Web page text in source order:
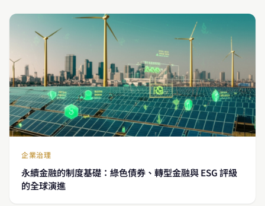
企業治理
永續金融的制度基礎：綠色債券、轉型金融與 ESG 評級
的全球演進